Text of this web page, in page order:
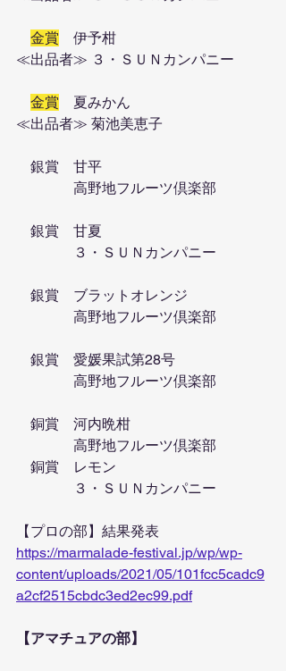
金賞 伊予柑
≪出品者≫ ３・ＳＵＮカンパニー
金賞 夏みかん
≪出品者≫ 菊池美恵子
銀賞　甘平
高野地フルーツ倶楽部
銀賞　甘夏
３・ＳＵＮカンパニー
銀賞　ブラットオレンジ
高野地フルーツ倶楽部
銀賞　愛媛果試第28号
高野地フルーツ倶楽部
銅賞　河内晩柑
高野地フルーツ倶楽部
銅賞　レモン
３・ＳＵＮカンパニー
【プロの部】結果発表
https://marmalade-festival.jp/wp/wp-
content/uploads/2021/05/101fcc5cadc9
a2cf2515cbdc3ed2ec99.pdf
【アマチュアの部】